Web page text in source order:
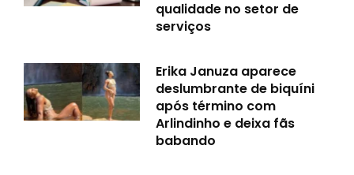
qualidade no setor de
serviços
Erika Januza aparece
deslumbrante de biquíni
após término com
Arlindinho e deixa fãs
babando